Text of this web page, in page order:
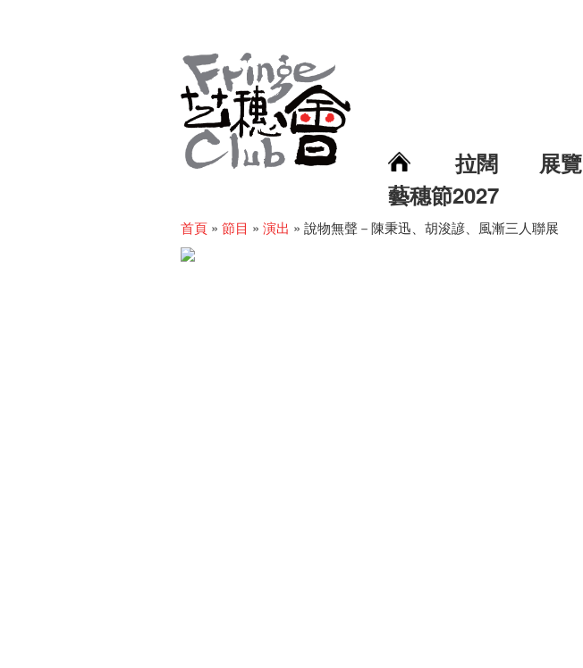
拉闊 展覽
藝穗節2027
首頁 » 節目 » 演出 » 說物無聲－陳秉迅、胡浚諺、風漸三人聯展